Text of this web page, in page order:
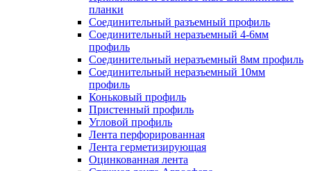
планки
Соединительный разъемный профиль
Соединительный неразъемный 4-6мм
профиль
Соединительный неразъемный 8мм профиль
Соединительный неразъемный 10мм
профиль
Коньковый профиль
Пристенный профиль
Угловой профиль
Лента перфорированная
Лента герметизирующая
Оцинкованная лента